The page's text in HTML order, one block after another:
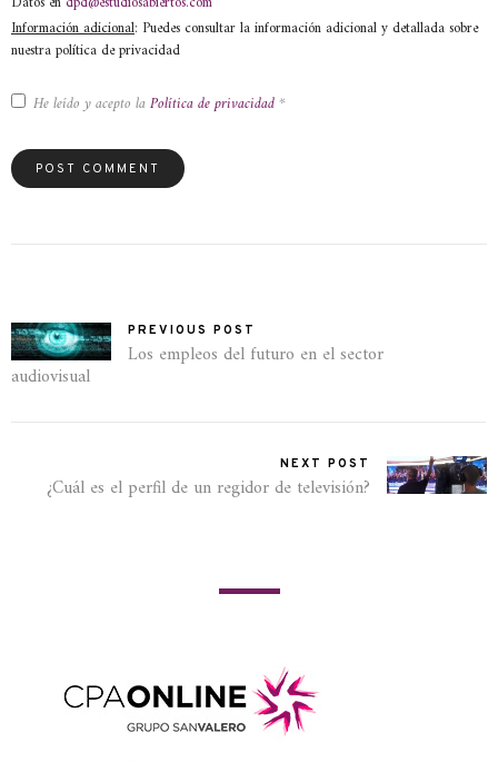
Información adicional: Puedes consultar la información adicional y detallada sobre
nuestra política de privacidad
He leído y acepto la Política de privacidad *
PREVIOUS POST
Los empleos del futuro en el sector
audiovisual
NEXT POST
¿Cuál es el perfil de un regidor de televisión?